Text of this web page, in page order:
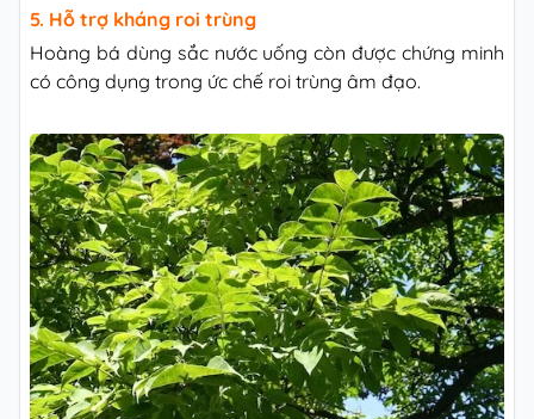
5. Hỗ trợ kháng roi trùng
Hoàng bá dùng sắc nước uống còn được chứng minh
có công dụng trong ức chế roi trùng âm đạo.